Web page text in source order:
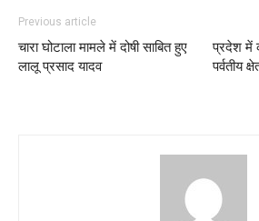
Previous article
चारा घोटाला मामले में दोषी साबित हुए
लालू प्रसाद यादव
प्रदेश में
पर्वतीय